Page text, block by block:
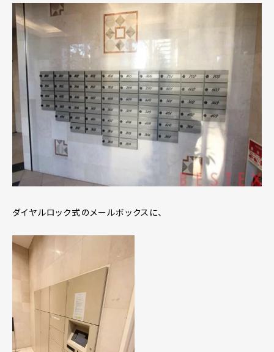
ダイヤルロック式のメールボックスに、